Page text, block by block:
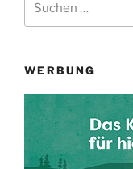
nach:
WERBUNG